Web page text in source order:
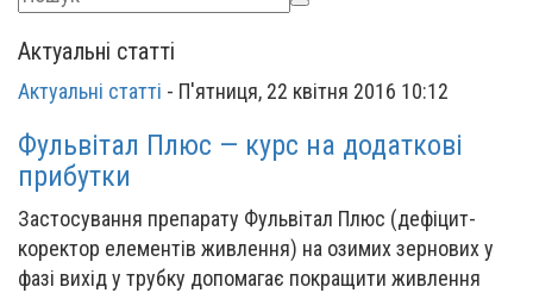
Актуальні статті
Актуальні статті - П'ятниця, 22 квітня 2016 10:12
Фульвітал Плюс — курс на додаткові
прибутки
Застосування препарату Фульвітал Плюс (дефіцит-
коректор елементів живлення) на озимих зернових у
фазі вихід у трубку допомагає покращити живлення